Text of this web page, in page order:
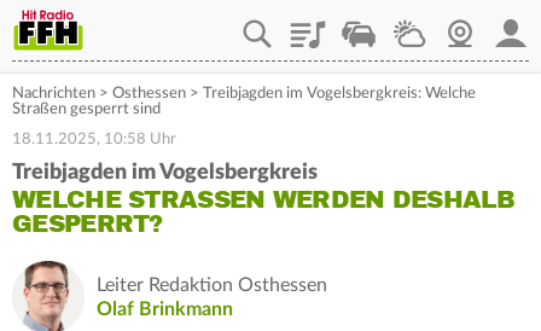
PlaylistStaupilotWetterWebcam
Nachrichten > Osthessen > Treibjagden im Vogelsbergkreis: Welche
Straßen gesperrt sind
18.11.2025, 10:58 Uhr
Treibjagden im Vogelsbergkreis
WELCHE STRASSEN WERDEN DESHALB G
ESPERRT?
Leiter Redaktion Osthessen
Olaf Brinkmann